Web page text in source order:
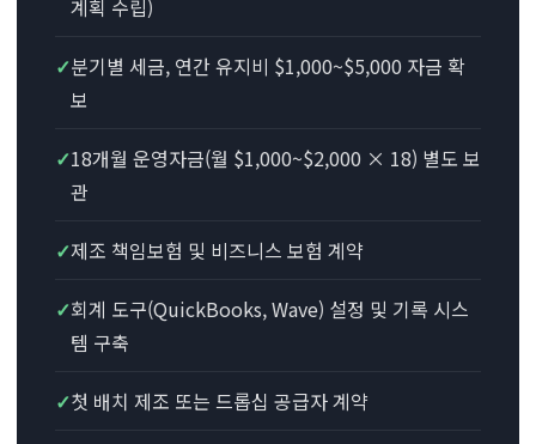
계획 수립)
✓분기별 세금, 연간 유지비 $1,000~$5,000 자금 확
보
✓18개월 운영자금(월 $1,000~$2,000 × 18) 별도 보
관
✓제조 책임보험 및 비즈니스 보험 계약
✓회계 도구(QuickBooks, Wave) 설정 및 기록 시스
템 구축
✓첫 배치 제조 또는 드롭십 공급자 계약